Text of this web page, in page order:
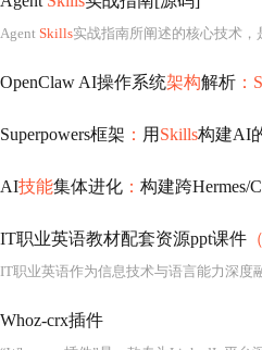
Agent Skills实战指南所阐述的核心技术，是Anthropic公司
OpenClaw AI操作系统架构解析 ：
Superpowers框架 ： 用 Skills构建AI
AI技能集体进化 ： 构建跨Hermes/
IT职业英语教材配套资源ppt课件 （
Whoz-crx插件